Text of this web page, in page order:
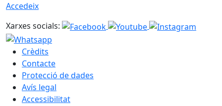
Accedeix
Xarxes socials:
Crèdits
Contacte
Protecció de dades
Avís legal
Accessibilitat